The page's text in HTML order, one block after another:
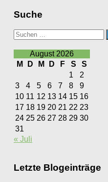
Suche
Suchen
nach:
August 2026
M
D M D F S
S
1
2
3
4 5 6 7 8
9
10 11 12 13 14 15 16
17 18 19 20 21 22 23
24 25 26 27 28 29 30
31
« Juli
Letzte Blogeinträge